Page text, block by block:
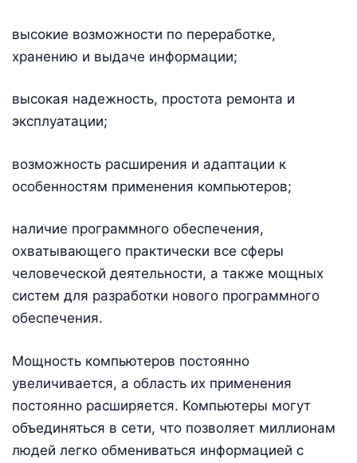
высокие возможности по переработке,
хранению и выдаче информации;
высокая надежность, простота ремонта и
эксплуатации;
возможность расширения и адаптации к
особенностям применения компьютеров;
наличие программного обеспечения,
охватывающего практически все сферы
человеческой деятельности, а также мощных
систем для разработки нового программного
обеспечения.
Мощность компьютеров постоянно
увеличивается, а область их применения
постоянно расширяется. Компьютеры могут
объединяться в сети, что позволяет миллионам
людей легко обмениваться информацией с